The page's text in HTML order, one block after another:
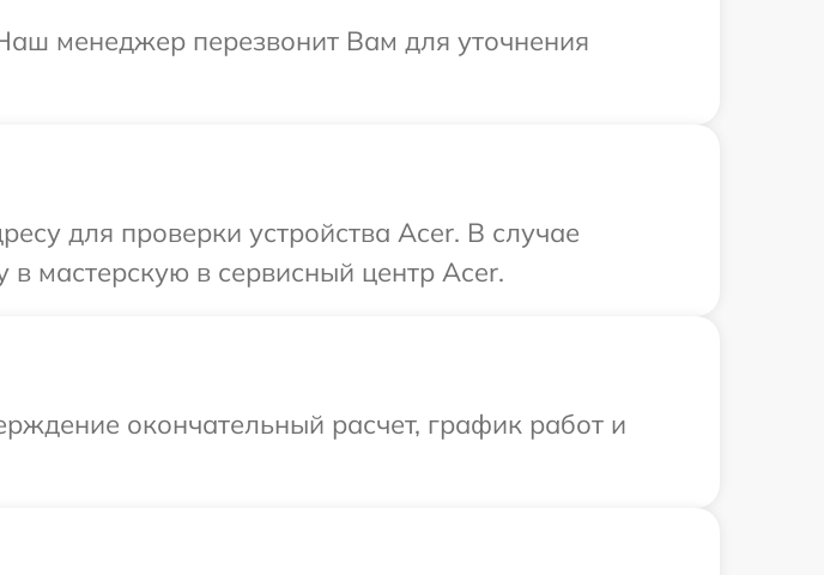
менеджер перезвонит Вам для уточнения
для проверки устройства Acer. В случае
мастерскую в сервисный центр Acer.
окончательный расчет, график работ и